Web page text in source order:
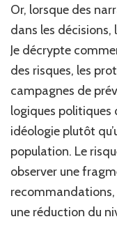
Or, lorsque des
dans les décisions,
Je décrypte
des risques, les
campagnes de
logiques politiques
idéologie plutôt
population. Le
observer une
recommandations,
une réduction du